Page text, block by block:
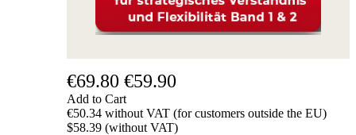
€69.80 €59.90
Add to Cart
€50.34 without VAT (for customers outside the EU)
$58.39 (without VAT)